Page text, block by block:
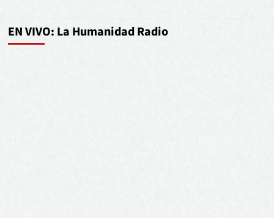
EN VIVO: La Humanidad Radio